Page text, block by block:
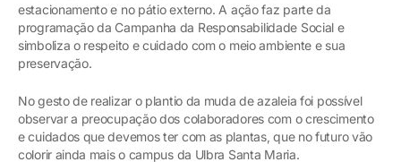
estacionamento e no pátio externo. A ação faz parte da
programação da Campanha da Responsabilidade Social e
simboliza o respeito e cuidado com o meio ambiente e sua
preservação.
No gesto de realizar o plantio da muda de azaleia foi possível
observar a preocupação dos colaboradores com o crescimento
e cuidados que devemos ter com as plantas, que no futuro vão
colorir ainda mais o campus da Ulbra Santa Maria.